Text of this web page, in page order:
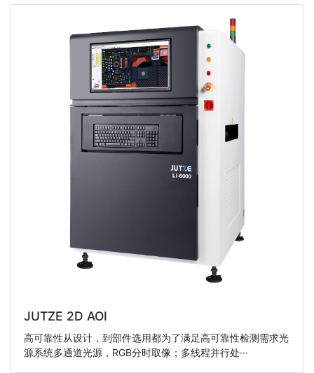
JUTZE 2D AOI
高可靠性从设计，到部件选用都为了满足高可靠性检测需求光
源系统多通道光源，RGB分时取像；多线程并行处···